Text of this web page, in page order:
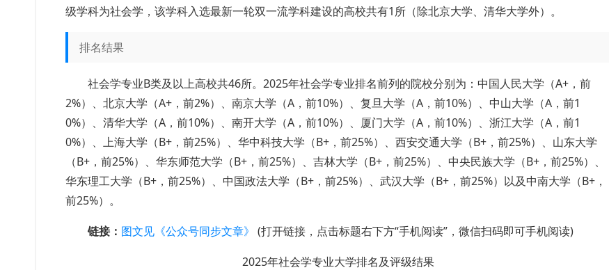
级学科为社会学，该学科入选最新一轮双一流学科建设的高校共有1所（除北京大学、清华大学外）。
排名结果
社会学专业B类及以上高校共46所。2025年社会学专业排名前列的院校分别为：中国人民大学（A+，前
2%）、北京大学（A+，前2%）、南京大学（A，前10%）、复旦大学（A，前10%）、中山大学（A，前1
0%）、清华大学（A，前10%）、南开大学（A，前10%）、厦门大学（A，前10%）、浙江大学（A，前1
0%）、上海大学（B+，前25%）、华中科技大学（B+，前25%）、西安交通大学（B+，前25%）、山东大学
（B+，前25%）、华东师范大学（B+，前25%）、吉林大学（B+，前25%）、中央民族大学（B+，前25%）、
华东理工大学（B+，前25%）、中国政法大学（B+，前25%）、武汉大学（B+，前25%）以及中南大学（B+，
前25%）。
链接： 图文见《公众号同步文章》 (打开链接，点击标题右下方“手机阅读”，微信扫码即可手机阅读)
2025年社会学专业大学排名及评级结果